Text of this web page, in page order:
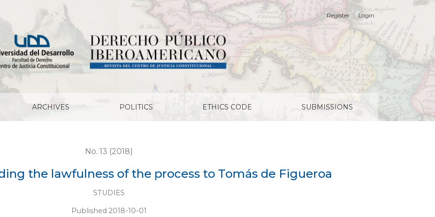
process to Tomás de Figueroa
ARCHIVES POLITICS ETHICS CODE SUBMISSIONS
Register Login
No. 13 (2018)
the lawfulness of the process to Tomás de Figueroa
STUDIES
Published 2018-10-01